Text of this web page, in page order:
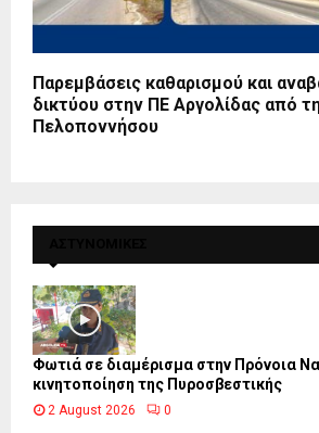
Παρεμβάσεις καθαρισμού και
δικτύου στην ΠΕ Αργολίδας από
Πελοποννήσου
Φωτιά σε διαμέρισμα στην Πρόνοια
κινητοποίηση της Πυροσβεστικής
2 August 2026 0